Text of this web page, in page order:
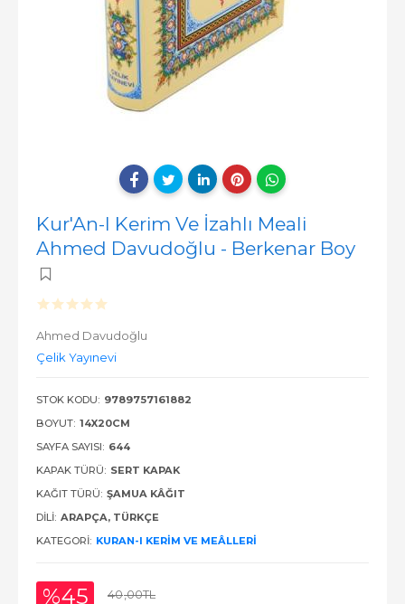
Kur'An-I Kerim Ve İzahlı Meali
Ahmed Davudoğlu - Berkenar Boy
Ahmed Davudoğlu
Çelik Yayınevi
STOK KODU: 9789757161882
BOYUT: 14X20CM
SAYFA SAYISI: 644
KAPAK TÜRÜ: SERT KAPAK
KAĞIT TÜRÜ: ŞAMUA KÂĞIT
DILI: ARAPÇA, TÜRKÇE
KATEGORI: KURAN-I KERIM VE MEÂLLERI
%45 40,00TL